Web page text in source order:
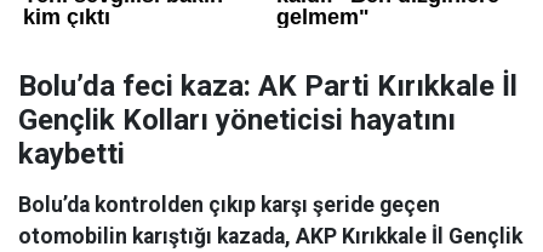
Bolu’da feci kaza: AK Parti Kırıkkale İl
Gençlik Kolları yöneticisi hayatını
kaybetti
Bolu’da kontrolden çıkıp karşı şeride geçen
otomobilin karıştığı kazada, AKP Kırıkkale İl Gençlik